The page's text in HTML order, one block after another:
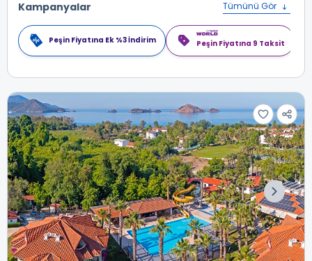
Kampanyalar Tümünü Gör
Peşin Fiyatına Ek %3 İndirim Peşin Fiyatına 9 Taksit